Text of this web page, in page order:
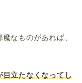
なものがあれば、
目立たなくなってし